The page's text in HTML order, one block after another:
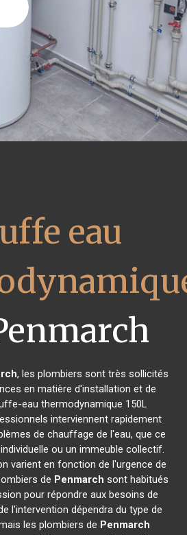
eau
, les plombiers sont très sollicités
en matière d'installation et de
eau thermodynamique 150L
interviennent rapidement
de chauffage de l'eau, que ce
ou un immeuble collectif.
varient en fonction de l'urgence de
de Penmarch sont habitués
pour répondre aux besoins de
l'intervention dépendra du type de
les plombiers de Penmarch